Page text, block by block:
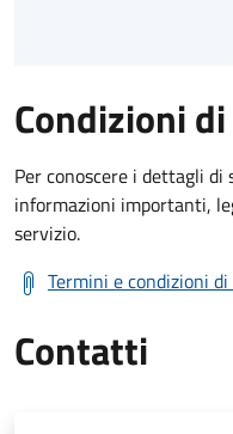
Condizioni
Per conoscere i dettagli
informazioni importanti,
servizio.
Termini e condizioni
Contatti